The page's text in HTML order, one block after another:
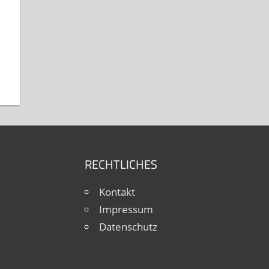
RECHTLICHES
Kontakt
Impressum
Datenschutz